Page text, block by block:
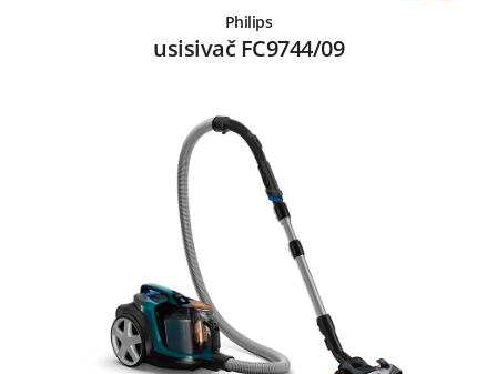
Philips
usisivač FC9744/09